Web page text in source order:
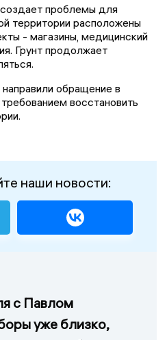
проблемы для
территории расположены
- магазины, медицинский
Грунт продолжает
обращение в
восстановить
наши новости:
с Павлом
уже близко,